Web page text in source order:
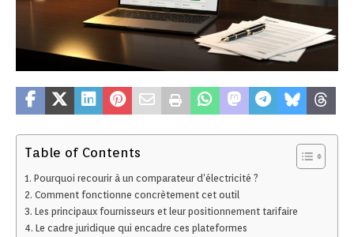
Table of Contents
Pourquoi recourir à un comparateur d’électricité ?
Comment fonctionne concrètement cet outil
Les principaux fournisseurs et leur positionnement tarifaire
Le cadre juridique qui encadre ces plateformes